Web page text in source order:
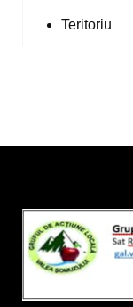
Teritoriu